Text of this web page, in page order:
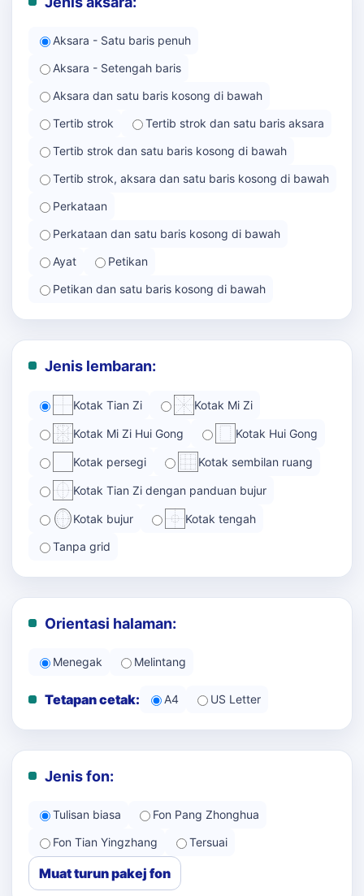
Aksara - Satu baris penuh
Aksara - Setengah baris
Aksara dan satu baris kosong di bawah
Tertib strok
Tertib strok dan satu baris aksara
Tertib strok dan satu baris kosong di bawah
Tertib strok, aksara dan satu baris kosong di bawah
Perkataan
Perkataan dan satu baris kosong di bawah
Ayat
Petikan
Petikan dan satu baris kosong di bawah
Jenis lembaran:
Kotak Tian Zi Kotak Mi Zi
Kotak Mi Zi Hui Gong Kotak Hui Gong
Kotak persegi Kotak sembilan ruang
Kotak Tian Zi dengan panduan bujur
Kotak bujur Kotak tengah
Tanpa grid
Orientasi halaman:
Menegak Melintang
Tetapan cetak: A4 US Letter
Jenis fon:
Tulisan biasa
Fon Pang Zhonghua
Fon Tian Yingzhang
Tersuai
Muat turun pakej fon